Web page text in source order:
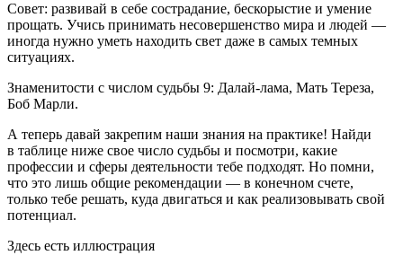
Совет: развивай в себе сострадание, бескорыстие и умение
прощать. Учись принимать несовершенство мира и людей —
иногда нужно уметь находить свет даже в самых темных
ситуациях.
Знаменитости с числом судьбы 9: Далай-лама, Мать Тереза,
Боб Марли.
А теперь давай закрепим наши знания на практике! Найди
в таблице ниже свое число судьбы и посмотри, какие
профессии и сферы деятельности тебе подходят. Но помни,
что это лишь общие рекомендации — в конечном счете,
только тебе решать, куда двигаться и как реализовывать свой
потенциал.
Здесь есть иллюстрация